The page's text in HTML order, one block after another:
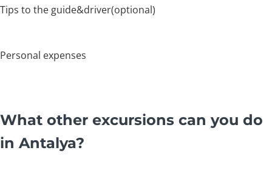
Tips to the guide&driver(optional)
Personal expenses
What other excursions can you do
in Antalya?